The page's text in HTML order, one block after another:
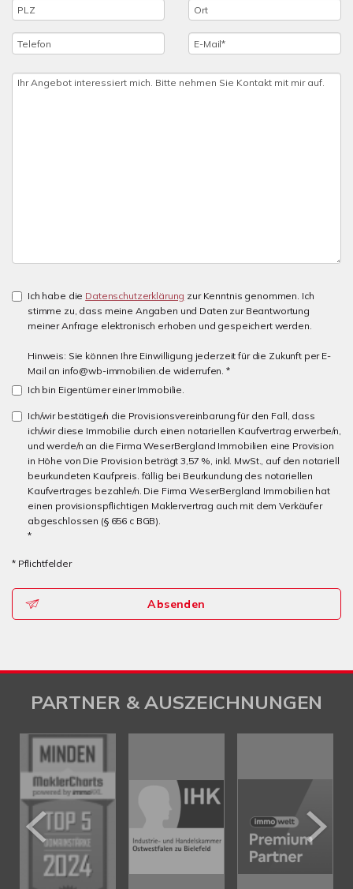
Ich habe die Datenschutzerklärung zur Kenntnis genommen. Ich
stimme zu, dass meine Angaben und Daten zur Beantwortung
meiner Anfrage elektronisch erhoben und gespeichert werden.
Hinweis: Sie können Ihre Einwilligung jederzeit für die Zukunft per E-
Mail an info@wb-immobilien.de widerrufen. *
Ich bin Eigentümer einer Immobilie.
Ich/wir bestätige/n die Provisionsvereinbarung für den Fall, dass
ich/wir diese Immobilie durch einen notariellen Kaufvertrag erwerbe/n,
und werde/n an die Firma WeserBergland Immobilien eine Provision
in Höhe von Die Provision beträgt 3,57 %, inkl. MwSt., auf den notariell
beurkundeten Kaufpreis. fällig bei Beurkundung des notariellen
Kaufvertrages bezahle/n. Die Firma WeserBergland Immobilien hat
einen provisionspflichtigen Maklervertrag auch mit dem Verkäufer
abgeschlossen (§ 656 c BGB).
*
* Pflichtfelder
Absenden
PARTNER & AUSZEICHNUNGEN